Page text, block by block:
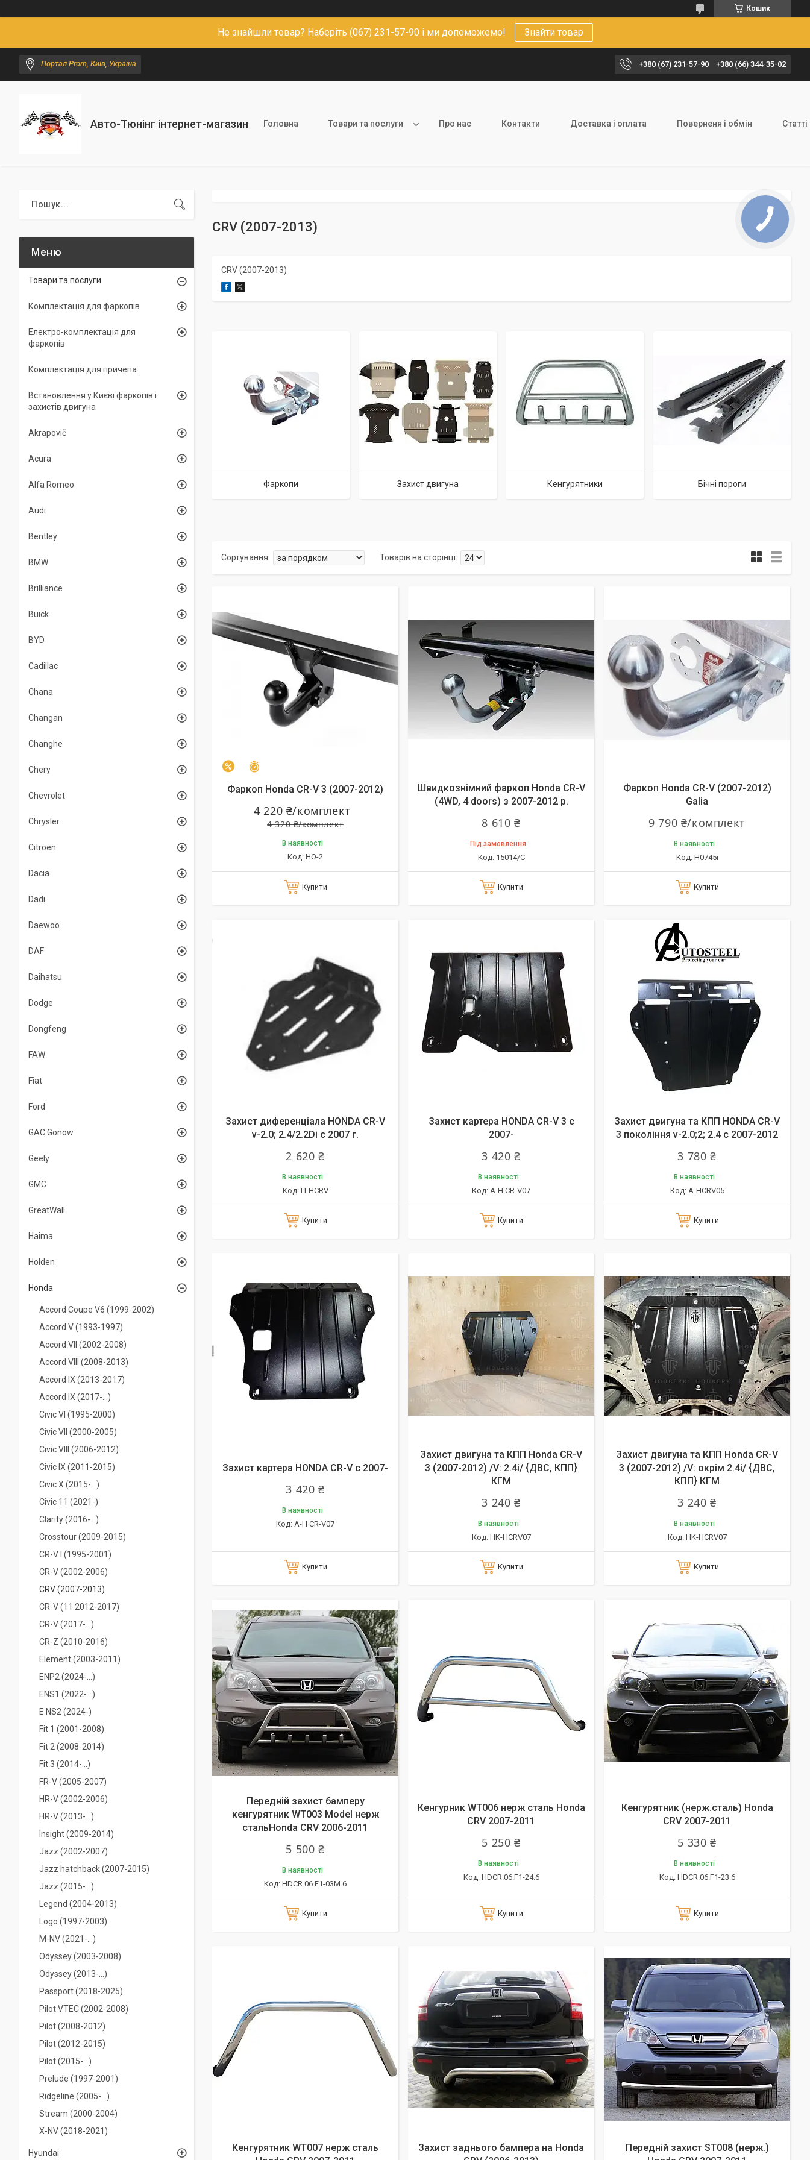
Кошик
Не знайшли товар? Наберіть (067) 231-57-90 і ми допоможемо! Знайти товар
Портал Prom, Київ, Україна +380 (67) 231-57-90 +380 (66) 344-35-02
Авто-Тюнінг інтернет-магазин Головна Товари та послуги Про нас Контакти Доставка і оплата Поверненя і обмін Статті
CRV (2007-2013)
CRV (2007-2013)
Фаркопи Захист двигуна Кенгурятники Бічні пороги
–2%
Фаркоп Honda CR-V 3 (2007-2012)
4 320 ₴/комплект
4 220 ₴/комплект
В наявності
HO-2
Купити
Швидкознімний фаркоп Honda CR-V
(4WD, 4 doors) з 2007-2012 р.
8 610 ₴
Під замовлення
15014/C
Купити
Фаркоп Honda CR-V (2007-2012)
Galia
9 790 ₴/комплект
В наявності
H0745i
Купити
Захист диференціала HONDA CR-V
v-2.0; 2.4/2.2Di c 2007 г.
2 620 ₴
В наявності
П-HCRV
Купити
Захист картера HONDA CR-V 3 c
2007-
3 420 ₴
В наявності
А-H CR-V07
Купити
Захист двигуна та КПП HONDA CR-V
3 покоління v-2.0;2; 2.4 c 2007-2012
3 780 ₴
В наявності
А-HCRV05
Купити
Захист картера HONDA CR-V c 2007-
3 420 ₴
В наявності
А-H CR-V07
Купити
Захист двигуна та КПП Honda CR-V
3 (2007-2012) /V: 2.4i/ {ДВС, КПП}
КГМ
3 240 ₴
В наявності
HK-HCRV07
Купити
Захист двигуна та КПП Honda CR-V
3 (2007-2012) /V: окрім 2.4i/ {ДВС,
КПП} КГМ
3 240 ₴
В наявності
HK-HCRV07
Купити
Передній захист бамперу
кенгурятник WT003 Model нерж
стальHonda CRV 2006-2011
5 500 ₴
В наявності
HDCR.06.F1-03M.6
Купити
Кенгурник WT006 нерж сталь Honda
CRV 2007-2011
5 250 ₴
В наявності
HDCR.06.F1-24.6
Купити
Кенгурятник (нерж.сталь) Honda
CRV 2007-2011
5 330 ₴
В наявності
HDCR.06.F1-23.6
Купити
Кенгурятник WT007 нерж сталь
Захист заднього бампера на Honda
Передній захист ST008 (нерж.)
Товари та послуги
Комплектація для фаркопів
Електро-комплектація для
фаркопів
Комплектація для причепа
Встановлення у Києві фаркопів і
захистів двигуна
Akrapovič
Acura
Alfa Romeo
Audi
Bentley
BMW
Brilliance
Buick
BYD
Cadillac
Chana
Changan
Changhe
Chery
Chevrolet
Chrysler
Citroen
Dacia
Dadi
Daewoo
DAF
Daihatsu
Dodge
Dongfeng
FAW
Fiat
Ford
GAC Gonow
Geely
GMC
GreatWall
Haima
Holden
Honda
Accord Coupe V6 (1999-2002)
Accord V (1993-1997)
Accord VII (2002-2008)
Accord VIII (2008-2013)
Accord IX (2013-2017)
Accord IX (2017-...)
Civic VI (1995-2000)
Civic VII (2000-2005)
Civic VIII (2006-2012)
Civic IX (2011-2015)
Civic X (2015-...)
Civic 11 (2021-)
Clarity (2016-…)
Crosstour (2009-2015)
CR-V I (1995-2001)
CR-V (2002-2006)
CRV (2007-2013)
CR-V (11.2012-2017)
CR-V (2017-...)
CR-Z (2010-2016)
Element (2003-2011)
ENP2 (2024-...)
ENS1 (2022-...)
E:NS2 (2024-)
Fit 1 (2001-2008)
Fit 2 (2008-2014)
Fit 3 (2014-...)
FR-V (2005-2007)
HR-V (2002-2006)
HR-V (2013-...)
Insight (2009-2014)
Jazz (2002-2007)
Jazz hatchback (2007-2015)
Jazz (2015-...)
Legend (2004-2013)
Logo (1997-2003)
M-NV (2021-…)
Odyssey (2003-2008)
Odyssey (2013-...)
Passport (2018-2025)
Pilot VTEC (2002-2008)
Pilot (2008-2012)
Pilot (2012-2015)
Pilot (2015-…)
Prelude (1997-2001)
Ridgeline (2005-...)
Stream (2000-2004)
X-NV (2018-2021)
Hyundai